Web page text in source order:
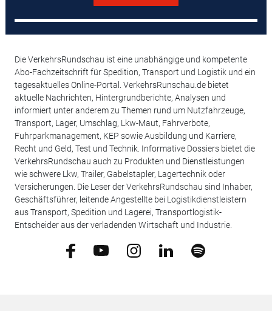
Die VerkehrsRundschau ist eine unabhängige und kompetente
Abo-Fachzeitschrift für Spedition, Transport und Logistik und ein
tagesaktuelles Online-Portal. VerkehrsRunschau.de bietet
aktuelle Nachrichten, Hintergrundberichte, Analysen und
informiert unter anderem zu Themen rund um Nutzfahrzeuge,
Transport, Lager, Umschlag, Lkw-Maut, Fahrverbote,
Fuhrparkmanagement, KEP sowie Ausbildung und Karriere,
Recht und Geld, Test und Technik. Informative Dossiers bietet die
VerkehrsRundschau auch zu Produkten und Dienstleistungen
wie schwere Lkw, Trailer, Gabelstapler, Lagertechnik oder
Versicherungen. Die Leser der VerkehrsRundschau sind Inhaber,
Geschäftsführer, leitende Angestellte bei Logistikdienstleistern
aus Transport, Spedition und Lagerei, Transportlogistik-
Entscheider aus der verladenden Wirtschaft und Industrie.